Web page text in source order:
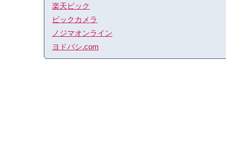
楽天ビック
ビックカメラ
ノジマオンライン
ヨドバシ.com